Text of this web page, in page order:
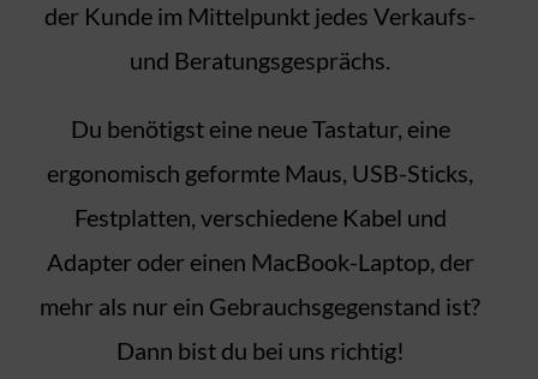
der Kunde im Mittelpunkt jedes Verkaufs-
und Beratungsgesprächs.
Du benötigst eine neue Tastatur, eine
ergonomisch geformte Maus, USB-Sticks,
Festplatten, verschiedene Kabel und
Adapter oder einen MacBook-Laptop, der
mehr als nur ein Gebrauchsgegenstand ist?
Dann bist du bei uns richtig!